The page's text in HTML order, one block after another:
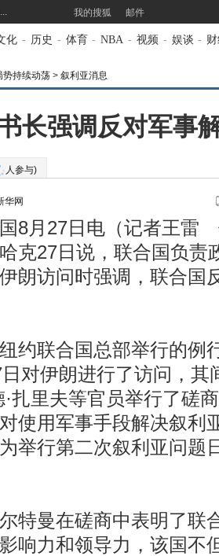
我的搜狐 邮件
化 - 历史 - 体育 - NBA - 视频 - 娱谈 -
势持续动荡 > 叙利亚消息
长强调反对军事
人参与)
华网
月27日电（记者王雷
克27日说，联合国负责
朗访问时强调，联合国
联合国总部举行的例
对伊朗进行了访问，其
·扎里夫等官员举行了磋
使用军事手段解决叙利
举行第二次叙利亚问题
曼在磋商中表明了联
响力和领导力，该国不